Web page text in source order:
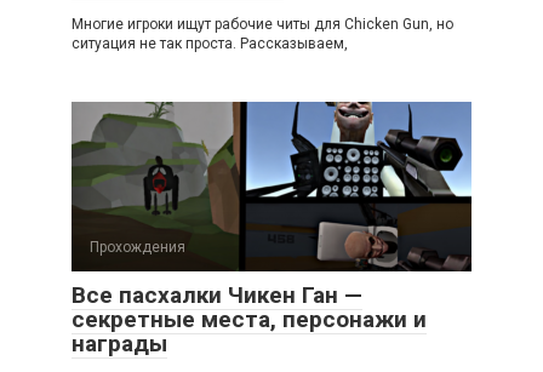
Многие игроки ищут рабочие читы для Chicken Gun, но
ситуация не так проста. Рассказываем,
Прохождения
Все пасхалки Чикен Ган —
секретные места, персонажи и
награды